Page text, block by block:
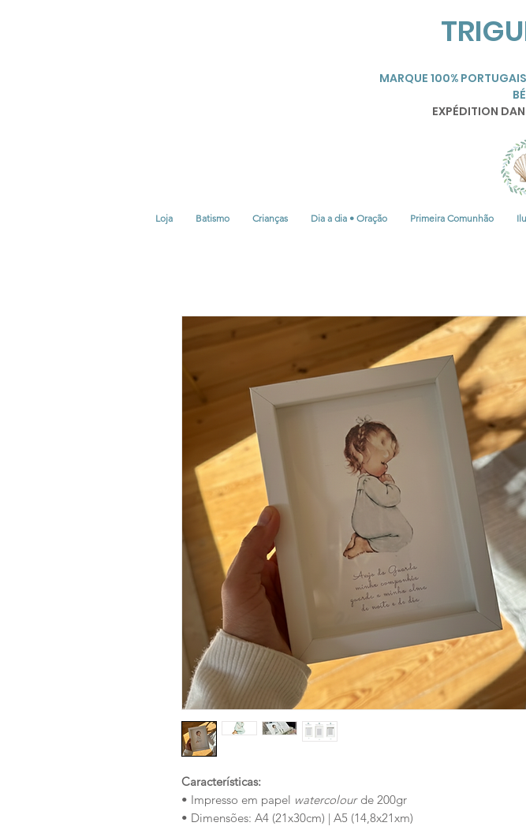
MARQUE 100%
EXPÉDITION
Loja Batismo Crianças Dia a dia • Oração Primeira Comunhão
Características:
• Impresso em papel watercolourde 200gr
• Dimensões: A4 (21x30cm) | A5 (14,8x21xm)